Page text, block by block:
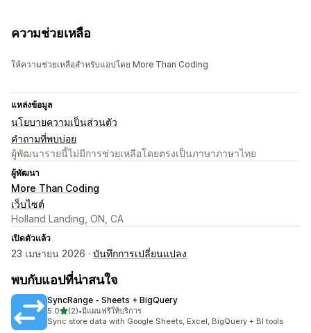
ความช่วยเหลือ
ให้ความช่วยเหลือสำหรับแอปโดย More Than Coding
แหล่งข้อมูล
นโยบายความเป็นส่วนตัว
คำถามที่พบบ่อย
ผู้พัฒนารายนี้ไม่มีการช่วยเหลือโดยตรงเป็นภาษาภาษาไทย
ผู้พัฒนา
More Than Coding
เว็บไซต์
Holland Landing, ON, CA
เปิดตัวแล้ว
23 เมษายน 2026 · บันทึกการเปลี่ยนแปลง
พบกับแอปที่น่าสนใจ
SyncRange ‑ Sheets + BigQuery
5.0เต็ม 5 ดาว
(2)
ทั้งหมด 2 รีวิว
•มีแผนฟรีให้บริการ
Sync store data with Google Sheets, Excel, BigQuery + BI tools